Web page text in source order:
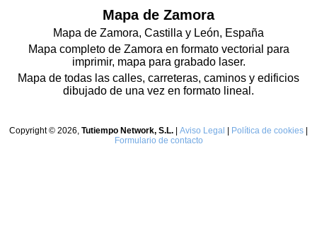
Mapa de Zamora
Mapa de Zamora, Castilla y León, España
Mapa completo de Zamora en formato vectorial para
imprimir, mapa para grabado laser.
Mapa de todas las calles, carreteras, caminos y edificios
dibujado de una vez en formato lineal.
Copyright © 2026, Tutiempo Network, S.L. Aviso Legal Política de cookies
Formulario de contacto